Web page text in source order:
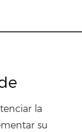
la
su